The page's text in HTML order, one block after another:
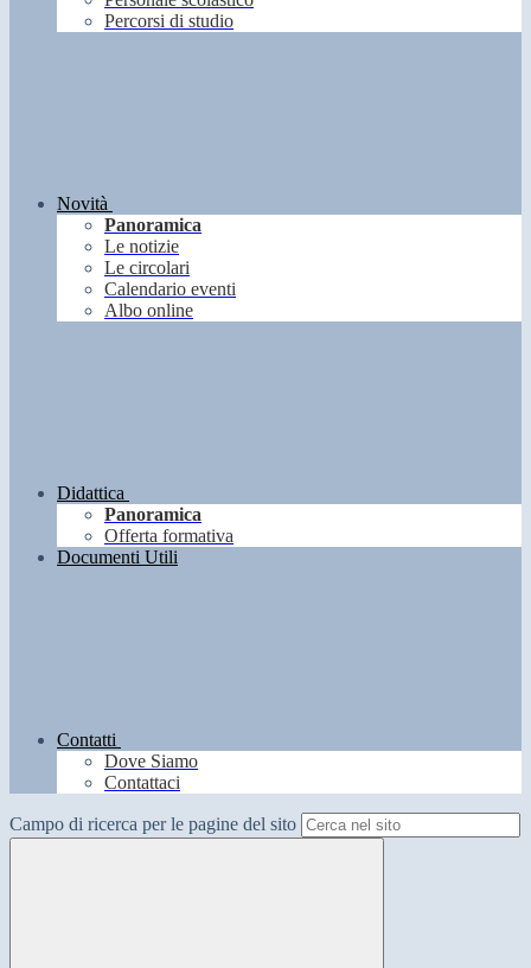
Percorsi di studio
Novità
Panoramica
Le notizie
Le circolari
Calendario eventi
Albo online
Didattica
Panoramica
Offerta formativa
Documenti Utili
Contatti
Dove Siamo
Contattaci
Campo di ricerca per le pagine del sito